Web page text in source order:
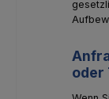
oder